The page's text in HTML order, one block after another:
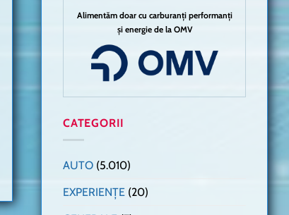
Alimentăm doar cu carburanți performanți
și energie de la OMV
CATEGORII
AUTO (5.010)
EXPERIENȚE (20)